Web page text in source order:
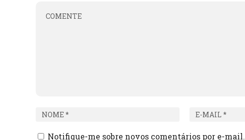
Notifique-me sobre novos comentários por e-mail.